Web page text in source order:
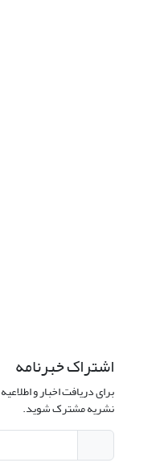
اشتراک خبرنامه
برای دریافت اخبار و
نشریه مشترک شوید.